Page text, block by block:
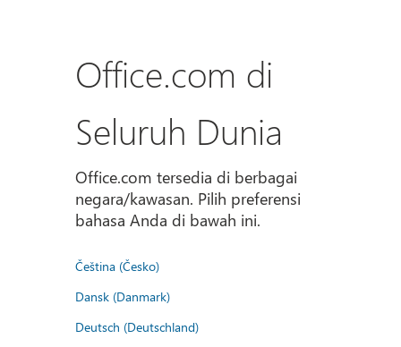
Office.com di
Seluruh Dunia
Office.com tersedia di berbagai
negara/kawasan. Pilih preferensi
bahasa Anda di bawah ini.
Čeština (Česko)
Dansk (Danmark)
Deutsch (Deutschland)